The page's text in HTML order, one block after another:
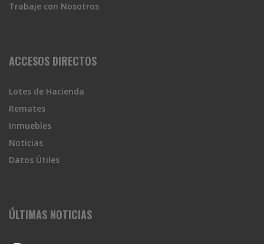
Trabaje con Nosotros
ACCESOS DIRECTOS
Lotes de Hacienda
Remates
Inmuebles
Noticias
Datos Útiles
ÚLTIMAS NOTICIAS